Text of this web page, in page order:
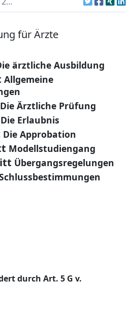
für Ärzte
ärztliche Ausbildung
Allgemeine
Die Ärztliche Prüfung
Die Erlaubnis
Die Approbation
Modellstudiengang
Übergangsregelungen
durch Art. 5 G v.